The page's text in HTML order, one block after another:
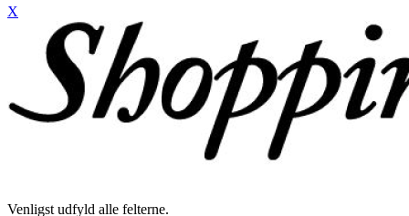
X
Venligst udfyld alle felterne.